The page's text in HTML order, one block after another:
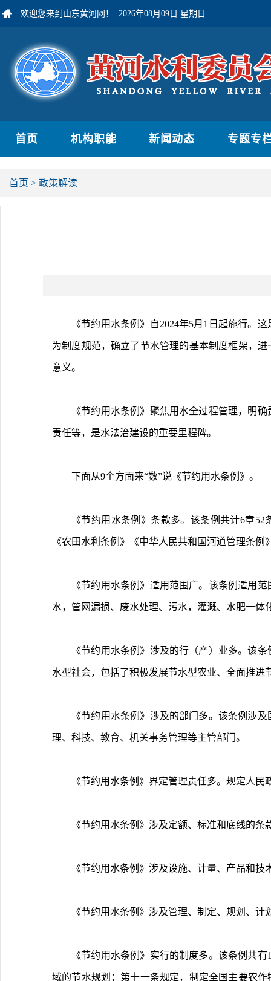
欢迎您来到山东黄河网！ 2026年08月09日 星期日
首页 机构职能 新闻动态 专题专
首页 > 政策解读
《节约用水条例》自2024年5月1日起施行。
为制度规范，确立了节水管理的基本制度框架，
意义。
《节约用水条例》聚焦用水全过程管理，明
责任等，是水法治建设的重要里程碑。
下面从9个方面来“数”说《节约用水条例》。
《节约用水条例》条款多。该条例共计6章
《农田水利条例》《中华人民共和国河道管理条
《节约用水条例》适用范围广。该条例适用
水，管网漏损、废水处理、污水，灌溉、水肥一
《节约用水条例》涉及的行（产）业多。该
水型社会，包括了积极发展节水型农业、全面推
《节约用水条例》涉及的部门多。该条例涉
理、科技、教育、机关事务管理等主管部门。
《节约用水条例》界定管理责任多。规定人
《节约用水条例》涉及定额、标准和底线的
《节约用水条例》涉及设施、计量、产品和
《节约用水条例》涉及管理、制定、规划、
《节约用水条例》实行的制度多。该条例共
域的节水规划；第十一条规定，制定全国主要农